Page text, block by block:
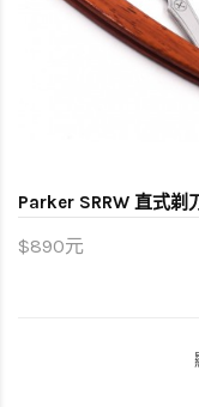
$890元